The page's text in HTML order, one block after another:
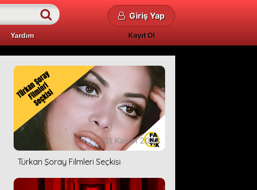
Yardım
Giriş Yap
Kayıt Ol
01 Kasım 2023
Türkan Şoray Filmleri Seçkisi